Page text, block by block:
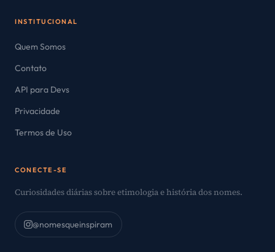
INSTITUCIONAL
Quem Somos
Contato
API para Devs
Privacidade
Termos de Uso
CONECTE-SE
Curiosidades diárias sobre etimologia e história dos nomes.
@nomesqueinspiram